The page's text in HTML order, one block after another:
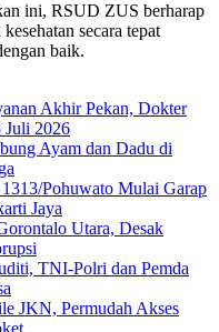
ini, RSUD ZUS berharap
secara tepat
baik.
Akhir Pekan, Dokter
Juli 2026
Ayam dan Dadu di
Pohuwato Mulai Garap
Jaya
Utara, Desak
TNI-Polri dan Pemda
JKN, Permudah Akses